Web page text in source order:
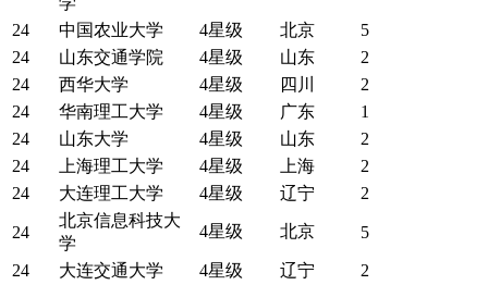
24 中国农业大学 4星级 北京
5
24
山东交通学院 4星级 山东
2
24
西华大学 4星级 四川
2
24
华南理工大学 4星级 广东
1
24
山东大学 4星级 山东
2
24
上海理工大学 4星级 上海
2
24
大连理工大学 4星级 辽宁 2
24
北京信息科技大
学
4星级 北京 5
24 大连交通大学 4星级 辽宁 2